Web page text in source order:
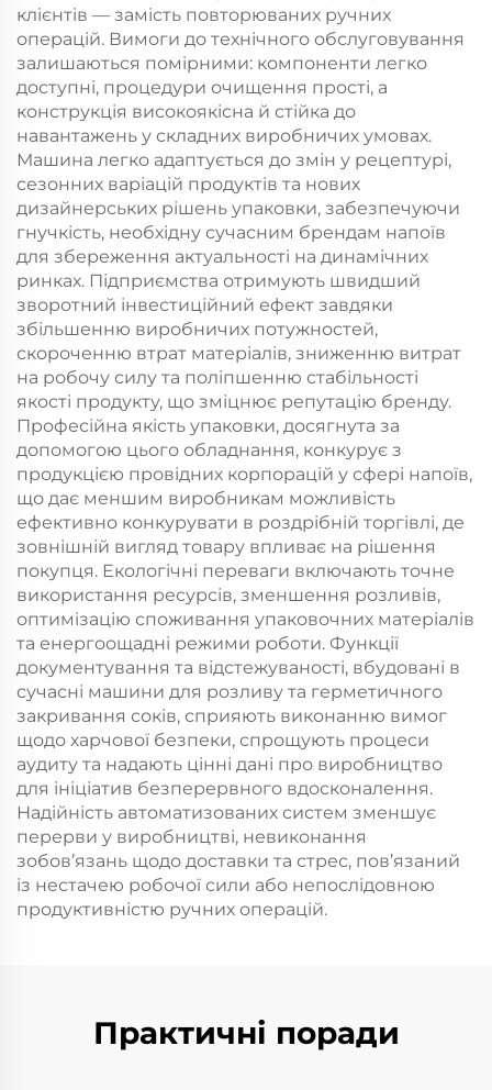
клієнтів — замість повторюваних ручних
операцій. Вимоги до технічного обслуговування
залишаються помірними: компоненти легко
доступні, процедури очищення прості, а
конструкція високоякісна й стійка до
навантажень у складних виробничих умовах.
Машина легко адаптується до змін у рецептурі,
сезонних варіацій продуктів та нових
дизайнерських рішень упаковки, забезпечуючи
гнучкість, необхідну сучасним брендам напоїв
для збереження актуальності на динамічних
ринках. Підприємства отримують швидший
зворотний інвестиційний ефект завдяки
збільшенню виробничих потужностей,
скороченню втрат матеріалів, зниженню витрат
на робочу силу та поліпшенню стабільності
якості продукту, що зміцнює репутацію бренду.
Професійна якість упаковки, досягнута за
допомогою цього обладнання, конкурує з
продукцією провідних корпорацій у сфері напоїв,
що дає меншим виробникам можливість
ефективно конкурувати в роздрібній торгівлі, де
зовнішній вигляд товару впливає на рішення
покупця. Екологічні переваги включають точне
використання ресурсів, зменшення розливів,
оптимізацію споживання упаковочних матеріалів
та енергоощадні режими роботи. Функції
документування та відстежуваності, вбудовані в
сучасні машини для розливу та герметичного
закривання соків, сприяють виконанню вимог
щодо харчової безпеки, спрощують процеси
аудиту та надають цінні дані про виробництво
для ініціатив безперервного вдосконалення.
Надійність автоматизованих систем зменшує
перерви у виробництві, невиконання
зобов’язань щодо доставки та стрес, пов’язаний
із нестачею робочої сили або непослідовною
продуктивністю ручних операцій.
Практичні поради